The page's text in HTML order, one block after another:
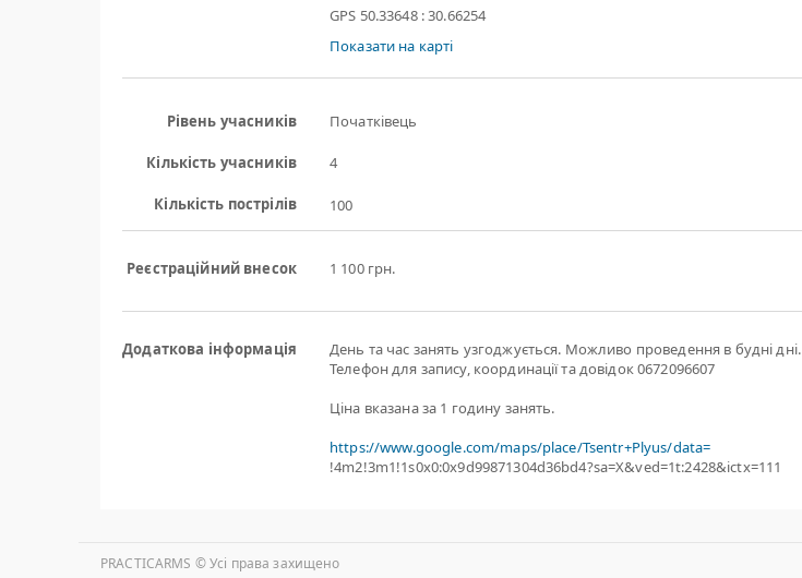
GPS 50.33648 : 30.66254
Показати на карті
Рівень учасників Початківець
Кількість учасників 4
Кількість пострілів 100
Реєстраційний внесок 1 100 грн.
Додаткова інформація
День та час занять узгоджується. Можливо проведення в будні дні.
Телефон для запису, координації та довідок 0672096607
Ціна вказана за 1 годину занять.
https://www.google.com/maps/place/Tsentr+Plyus/data=
!4m2!3m1!1s0x0:0x9d99871304d36bd4?sa=X&ved=1t:2428&ictx=111
PRACTICARMS © Уcі права захищено